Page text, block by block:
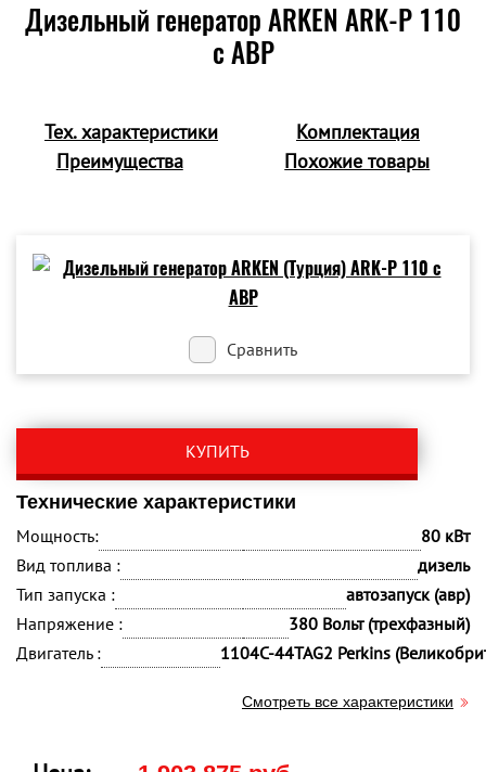
Дизельный генератор ARKEN ARK-P 110
c АВР
Тех. характеристики
Комплектация
Преимущества
Похожие товары
Сравнить
КУПИТЬ
Технические характеристики
Мощность:
80 кВт
Вид топлива :
дизель
Тип запуска :
автозапуск (авр)
Напряжение :
380 Вольт (трехфазный)
Двигатель :
1104C-44TAG2 Perkins
Смотреть все характеристики